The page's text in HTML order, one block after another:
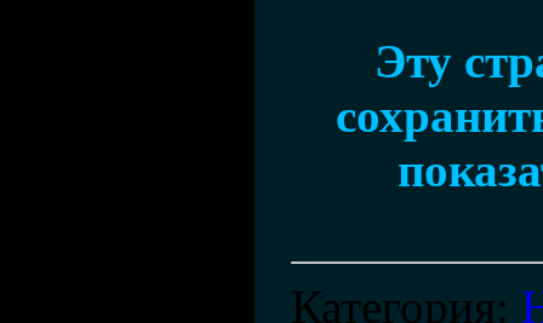
Эту
Категория: